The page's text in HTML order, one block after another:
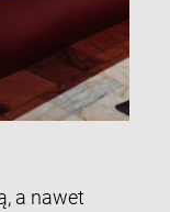
a nawet